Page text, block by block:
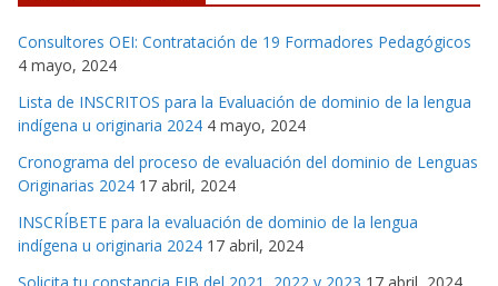
Consultores OEI: Contratación de 19 Formadores Pedagógicos
4 mayo, 2024
Lista de INSCRITOS para la Evaluación de dominio de la lengua
indígena u originaria 2024 4 mayo, 2024
Cronograma del proceso de evaluación del dominio de Lenguas
Originarias 2024 17 abril, 2024
INSCRÍBETE para la evaluación de dominio de la lengua
indígena u originaria 2024 17 abril, 2024